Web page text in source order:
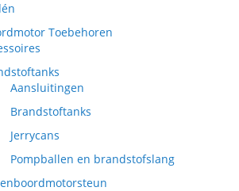
Toebehoren
Aansluitingen
Brandstoftanks
Jerrycans
Pompballen en brandstofslang